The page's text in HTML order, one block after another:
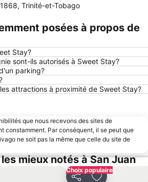
Trinité-et-Tobago
posées à propos de
Stay?
sont-ils autorisés à Sweet Stay?
parking?
attractions à proximité de Sweet Stay?
que nous recevons des sites de
constamment. Par conséquent, il se peut que
ne soit pas la même que celle du site de
mieux notés à San Juan
Choix populaire